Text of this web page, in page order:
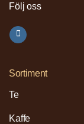
Följ oss
Sortiment
Te
Kaffe